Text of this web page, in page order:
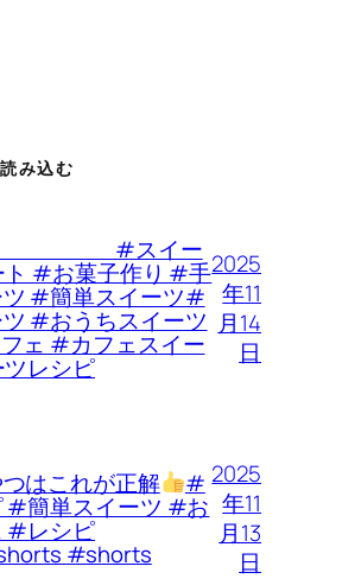
み込む
。 #スイー
#お菓子作り #手
#簡単スイーツ#
#おうちスイーツ
ェ #カフェスイー
レシピ
2025
年11
月14
日
はこれが正解 #
#簡単スイーツ #お
#レシピ
#shorts
2025
年11
月13
日